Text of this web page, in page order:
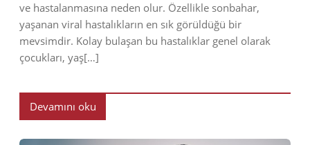
ve hastalanmasına neden olur. Özellikle sonbahar,
yaşanan viral hastalıkların en sık görüldüğü bir
mevsimdir. Kolay bulaşan bu hastalıklar genel olarak
çocukları, yaş[…]
Devamını oku